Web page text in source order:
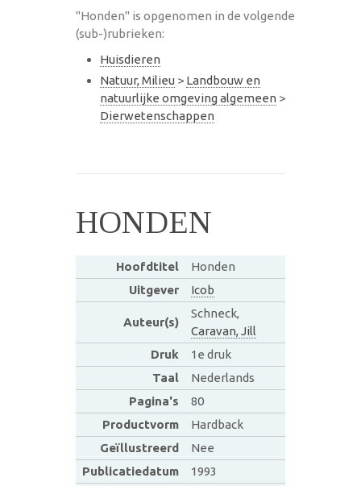
"Honden" is opgenomen in de volgende
(sub-)rubrieken:
Huisdieren
Natuur, Milieu > Landbouw en
natuurlijke omgeving algemeen >
Dierwetenschappen
HONDEN
Hoofdtitel
Honden
Uitgever
Icob
Auteur(s)
Schneck,
Caravan, Jill
Druk
1e druk
Taal
Nederlands
Pagina's
80
Productvorm
Hardback
Geïllustreerd
Nee
Publicatiedatum
1993